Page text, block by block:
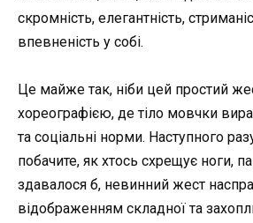
скромність, елегантність,
впевненість у собі.
Це майже так, ніби цей простий
хореографією, де тіло мовчки
та соціальні норми. Наступного
побачите, як хтось схрещує ноги,
здавалося б, невинний жест
відображенням складної та